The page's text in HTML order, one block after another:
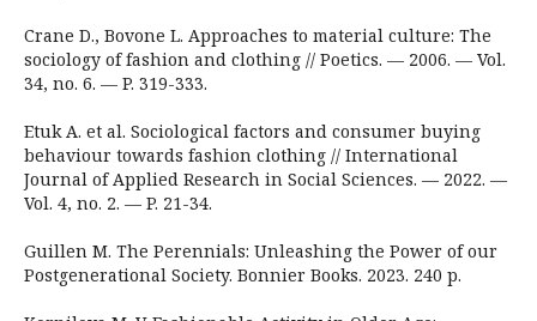
Crane D., Bovone L. Approaches to material culture: The
sociology of fashion and clothing // Poetics. — 2006. — Vol.
34, no. 6. — P. 319-333.
Etuk A. et al. Sociological factors and consumer buying
behaviour towards fashion clothing // International
Journal of Applied Research in Social Sciences. — 2022. —
Vol. 4, no. 2. — P. 21-34.
Guillen M. The Perennials: Unleashing the Power of our
Postgenerational Society. Bonnier Books. 2023. 240 p.